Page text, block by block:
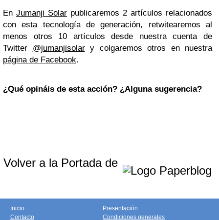
En Jumanji Solar publicaremos 2 artículos relacionados
con esta tecnología de generación, retwitearemos al
menos otros 10 artículos desde nuestra cuenta de
Twitter @jumanjisolary colgaremos otros en nuestra
página de Facebook.
¿Qué opináis de esta acción? ¿Alguna sugerencia?
Volver a la Portada de
Inicio
Contacto
Presentación
Condiciones generales